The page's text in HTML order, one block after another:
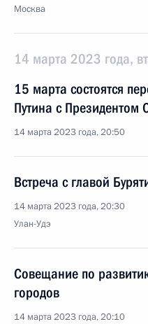
Москва
14 марта 2023 года,
15 марта состоятся
Путина с
14 марта 2023 года, 20:50
Встреча с главой
14 марта 2023 года, 20:30
Улан-Удэ
Совещание по
городов
14 марта 2023 года, 20:10